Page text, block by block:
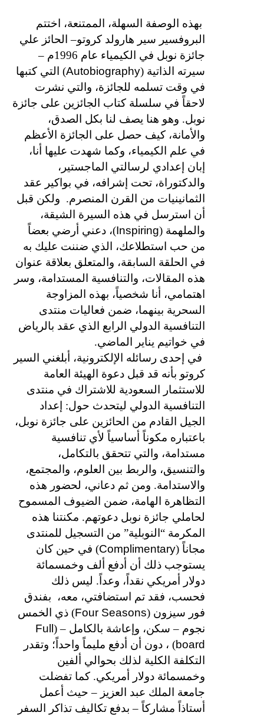
بهذه الوصفة السهلة، الممتنعة، اختتم
البروفسير سير هارولد كروتو– الحائز علي
جائزة نوبل في الكيمياء عام 1996م –
سيرته الذاتية (Autobiography) التي كتبها
في وقت تسلمه للجائزة، والتي نشرت
لاحقاً في سلسلة كتاب الجائزين على جائزة
نوبل. وهو هنا يصف لنا بكل الصدق،
والأمانة، كيف حصل على الجائزة الأعظم
في علم الكيمياء، وكما شهدت عليها أنا،
إبان إعدادي لرسالتي الماجستير،
والدكتوراة، تحت إشرافه، في بواكير عقد
الثمانينيات من القرن المنصرم. ولكن قبل
أن استرسل في هذه السيرة الشيقة،
والملهمة (Inspiring)، دعني أرضي بعضاً
من حب استطلاعك، الذي ضننت عليك به
في الحلقة السابقة، والمتعلق بعلاقة عنوان
هذه المقالات، والتنافسية المستدامة، وسر
اهتمامي، أنا شخصياً، بهذه المزاوجة
السحرية بينهما، ضمن فعاليات منتدى
التنافسية الدولي الرابع الذي عقد بالرياض
في خواتيم يناير الماضي.
في إحدى رسائله الإلكترونية، أبلغني السير
كروتو بأنه قد قبل دعوة الهيئة العامة
للاستثمار السعودية للاشتراك في منتدى
التنافسية الدولي ليتحدث حول: إعداد
الجيل القادم من الحائزين على جائزة نوبل،
باعتباره مكوناً أساسياً لأي تنافسية
مستدامة، والتي تتحقق بالتكامل،
والتنسيق، والربط بين العلوم، والمجتمع،
والاستدامة. ومن ثم دعاني، لحضور هذه
التظاهرة الهامة، ضمن الضيوف المسموح
لحاملي جائزة نوبل دعوتهم. مكنتنا هذه
المكرمة “النوبلية” من التسجيل للمنتدى
مجاناً (Complimentary) في حين كان
يستوجب ذلك أن أدفع ألف وخمسمائة
دولار أمريكي نقداً، وعداً. ليس ذلك
فحسب، فقد تم استضافتي، معه،
بفندق
فور سيزون (Four Seasons) ذي الخمس
نجوم – سكن، وإعاشة بالكامل – (Full
board) ، دون أن أدفع مليماً واحداً؛ وتقدر
التكلفة الكلية لذلك بحوالي ألفين
وخمسمائة دولار أمريكي. كما تفضلت
جامعة الملك عبد العزيز – حيث أعمل
أستاذاً مشاركاً – بدفع تكاليف تذاكر السفر